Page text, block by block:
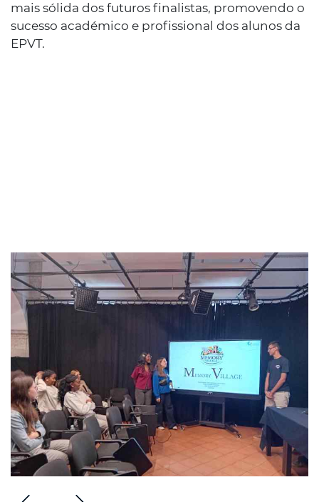
mais sólida dos futuros finalistas, promovendo o
sucesso académico e profissional dos alunos da
EPVT.